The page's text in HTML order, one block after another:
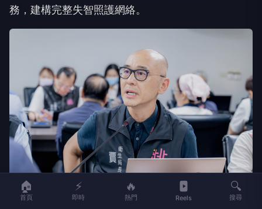
務，建構完整失智照護網絡。
🏠
首頁
⚡
即時
🔥
熱門 Reels
🔍
搜尋